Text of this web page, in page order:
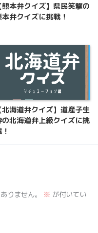
熊本弁クイズ】県民笑撃の
弁クイズに挑戦！
北海道弁クイズ】道産子生
の北海道弁上級クイズに挑
りません。 ※ が付いてい